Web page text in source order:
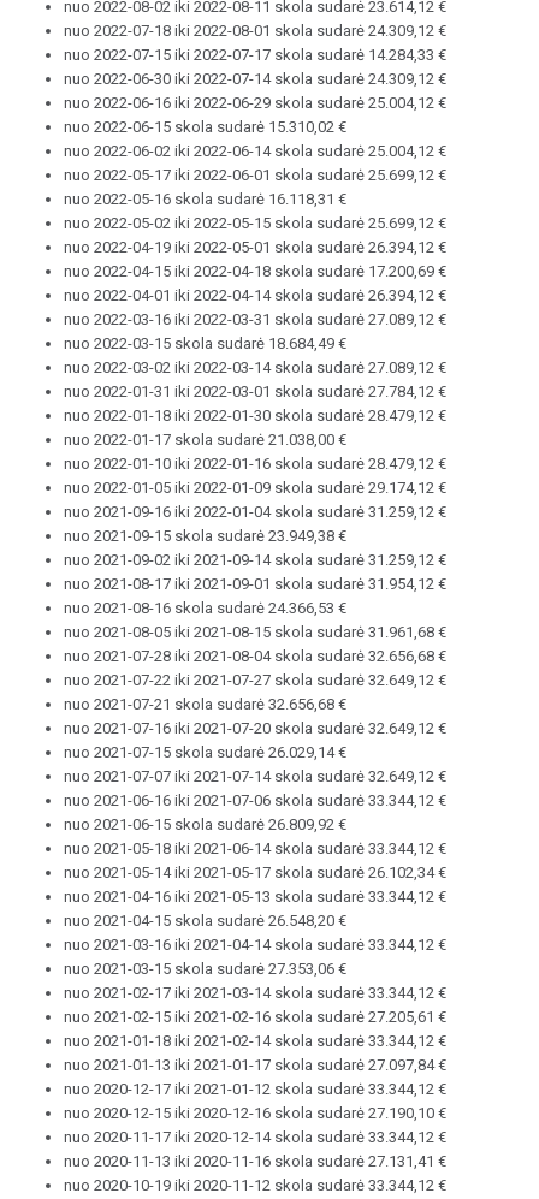
nuo 2022-08-02 iki 2022-08-11 skola sudarė 23.614,12 €
nuo 2022-07-18 iki 2022-08-01 skola sudarė 24.309,12 €
nuo 2022-07-15 iki 2022-07-17 skola sudarė 14.284,33 €
nuo 2022-06-30 iki 2022-07-14 skola sudarė 24.309,12 €
nuo 2022-06-16 iki 2022-06-29 skola sudarė 25.004,12 €
nuo 2022-06-15 skola sudarė 15.310,02 €
nuo 2022-06-02 iki 2022-06-14 skola sudarė 25.004,12 €
nuo 2022-05-17 iki 2022-06-01 skola sudarė 25.699,12 €
nuo 2022-05-16 skola sudarė 16.118,31 €
nuo 2022-05-02 iki 2022-05-15 skola sudarė 25.699,12 €
nuo 2022-04-19 iki 2022-05-01 skola sudarė 26.394,12 €
nuo 2022-04-15 iki 2022-04-18 skola sudarė 17.200,69 €
nuo 2022-04-01 iki 2022-04-14 skola sudarė 26.394,12 €
nuo 2022-03-16 iki 2022-03-31 skola sudarė 27.089,12 €
nuo 2022-03-15 skola sudarė 18.684,49 €
nuo 2022-03-02 iki 2022-03-14 skola sudarė 27.089,12 €
nuo 2022-01-31 iki 2022-03-01 skola sudarė 27.784,12 €
nuo 2022-01-18 iki 2022-01-30 skola sudarė 28.479,12 €
nuo 2022-01-17 skola sudarė 21.038,00 €
nuo 2022-01-10 iki 2022-01-16 skola sudarė 28.479,12 €
nuo 2022-01-05 iki 2022-01-09 skola sudarė 29.174,12 €
nuo 2021-09-16 iki 2022-01-04 skola sudarė 31.259,12 €
nuo 2021-09-15 skola sudarė 23.949,38 €
nuo 2021-09-02 iki 2021-09-14 skola sudarė 31.259,12 €
nuo 2021-08-17 iki 2021-09-01 skola sudarė 31.954,12 €
nuo 2021-08-16 skola sudarė 24.366,53 €
nuo 2021-08-05 iki 2021-08-15 skola sudarė 31.961,68 €
nuo 2021-07-28 iki 2021-08-04 skola sudarė 32.656,68 €
nuo 2021-07-22 iki 2021-07-27 skola sudarė 32.649,12 €
nuo 2021-07-21 skola sudarė 32.656,68 €
nuo 2021-07-16 iki 2021-07-20 skola sudarė 32.649,12 €
nuo 2021-07-15 skola sudarė 26.029,14 €
nuo 2021-07-07 iki 2021-07-14 skola sudarė 32.649,12 €
nuo 2021-06-16 iki 2021-07-06 skola sudarė 33.344,12 €
nuo 2021-06-15 skola sudarė 26.809,92 €
nuo 2021-05-18 iki 2021-06-14 skola sudarė 33.344,12 €
nuo 2021-05-14 iki 2021-05-17 skola sudarė 26.102,34 €
nuo 2021-04-16 iki 2021-05-13 skola sudarė 33.344,12 €
nuo 2021-04-15 skola sudarė 26.548,20 €
nuo 2021-03-16 iki 2021-04-14 skola sudarė 33.344,12 €
nuo 2021-03-15 skola sudarė 27.353,06 €
nuo 2021-02-17 iki 2021-03-14 skola sudarė 33.344,12 €
nuo 2021-02-15 iki 2021-02-16 skola sudarė 27.205,61 €
nuo 2021-01-18 iki 2021-02-14 skola sudarė 33.344,12 €
nuo 2021-01-13 iki 2021-01-17 skola sudarė 27.097,84 €
nuo 2020-12-17 iki 2021-01-12 skola sudarė 33.344,12 €
nuo 2020-12-15 iki 2020-12-16 skola sudarė 27.190,10 €
nuo 2020-11-17 iki 2020-12-14 skola sudarė 33.344,12 €
nuo 2020-11-13 iki 2020-11-16 skola sudarė 27.131,41 €
nuo 2020-10-19 iki 2020-11-12 skola sudarė 33.344,12 €